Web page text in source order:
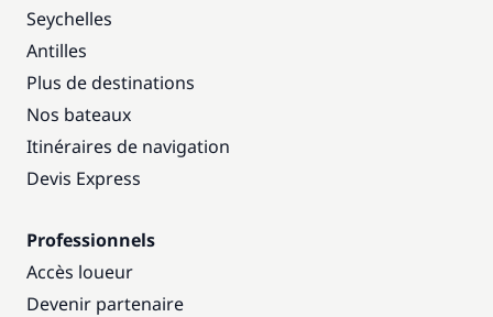
Seychelles
Antilles
Plus de destinations
Nos bateaux
Itinéraires de navigation
Devis Express
Professionnels
Accès loueur
Devenir partenaire